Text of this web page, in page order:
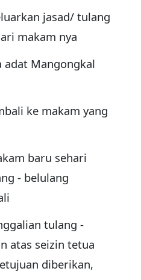
jasad/ tulang
makam nya
adat Mangongkal
ke makam yang
baru sehari
- belulang
tulang -
atas seizin tetua
diberikan,